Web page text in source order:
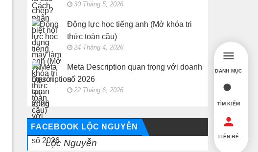
30 Tháng 5, 2026
Động lực học tiếng anh (Mở khóa tri
thức toàn cầu)
24 Tháng 4, 2026
Meta Description quan trọng với doanh
số 2026
22 Tháng 6, 2026
FACEBOOK LỘC NGUYỄN
Lộc Nguyễn
DANH MỤC
TÌM KIẾM
LIÊN HỆ